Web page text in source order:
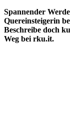
Spannender
Quereinsteigerin
Beschreibe doch
Weg bei rku.it.